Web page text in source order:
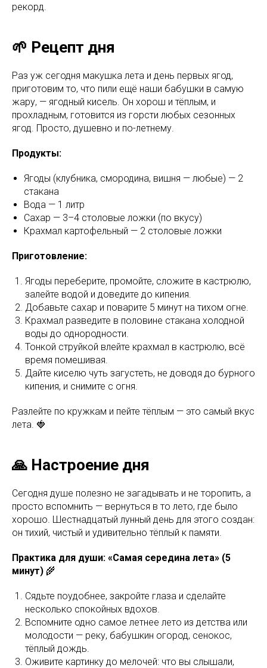
рекорд.
🌱 Рецепт дня
Раз уж сегодня макушка лета и день первых ягод,
приготовим то, что пили ещё наши бабушки в самую
жару, — ягодный кисель. Он хорош и тёплым, и
прохладным, готовится из горсти любых сезонных
ягод. Просто, душевно и по-летнему.
Продукты:
Ягоды (клубника, смородина, вишня — любые) — 2
стакана
Вода — 1 литр
Сахар — 3–4 столовые ложки (по вкусу)
Крахмал картофельный — 2 столовые ложки
Приготовление:
Ягоды переберите, промойте, сложите в кастрюлю,
залейте водой и доведите до кипения.
Добавьте сахар и поварите 5 минут на тихом огне.
Крахмал разведите в половине стакана холодной
воды до однородности.
Тонкой струйкой влейте крахмал в кастрюлю, всё
время помешивая.
Дайте киселю чуть загустеть, не доводя до бурного
кипения, и снимите с огня.
Разлейте по кружкам и пейте тёплым — это самый вкус
лета. 🍓
🙏 Настроение дня
Сегодня душе полезно не загадывать и не торопить, а
просто вспомнить — вернуться в то лето, где было
хорошо. Шестнадцатый лунный день для этого создан:
он тихий, чистый и удивительно тёплый к памяти.
Практика для души: «Самая середина лета» (5
минут) 🌾
Сядьте поудобнее, закройте глаза и сделайте
несколько спокойных вдохов.
Вспомните одно самое летнее лето из детства или
молодости — реку, бабушкин огород, сенокос,
тёплый дождь.
Оживите картинку до мелочей: что вы слышали,